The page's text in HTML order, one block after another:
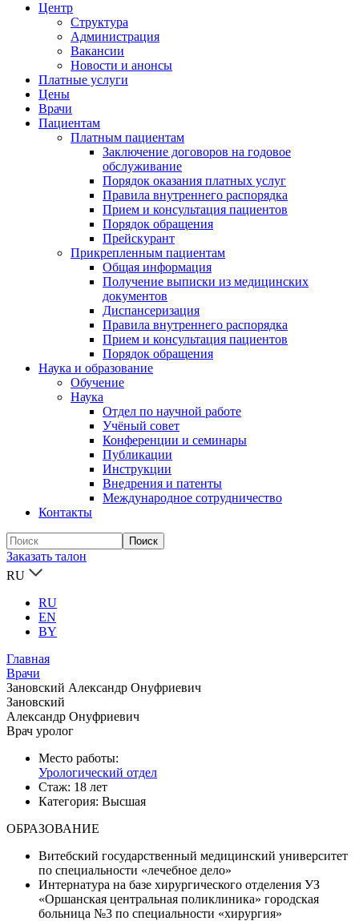
Центр
Структура
Администрация
Вакансии
Новости и анонсы
Платные услуги
Цены
Врачи
Пациентам
Платным пациентам
Заключение договоров на годовое
обслуживание
Порядок оказания платных услуг
Правила внутреннего распорядка
Прием и консультация пациентов
Порядок обращения
Прейскурант
Прикрепленным пациентам
Общая информация
Получение выписки из медицинских
документов
Диспансеризация
Правила внутреннего распорядка
Прием и консультация пациентов
Порядок обращения
Наука и образование
Обучение
Наука
Отдел по научной работе
Учёный совет
Конференции и семинары
Публикации
Инструкции
Внедрения и патенты
Международное сотрудничество
Контакты
Заказать талон
RU
RU
EN
BY
Главная
Врачи
Зановский Александр Онуфриевич
Зановский
Александр Онуфриевич
Врач уролог
Место работы:
Урологический отдел
Стаж: 18 лет
Категория: Высшая
ОБРАЗОВАНИЕ
Витебский государственный медицинский университет
по специальности «лечебное дело»
Интернатура на базе хирургического отделения УЗ
«Оршанская центральная поликлиника» городская
больница №3 по специальности «хирургия»